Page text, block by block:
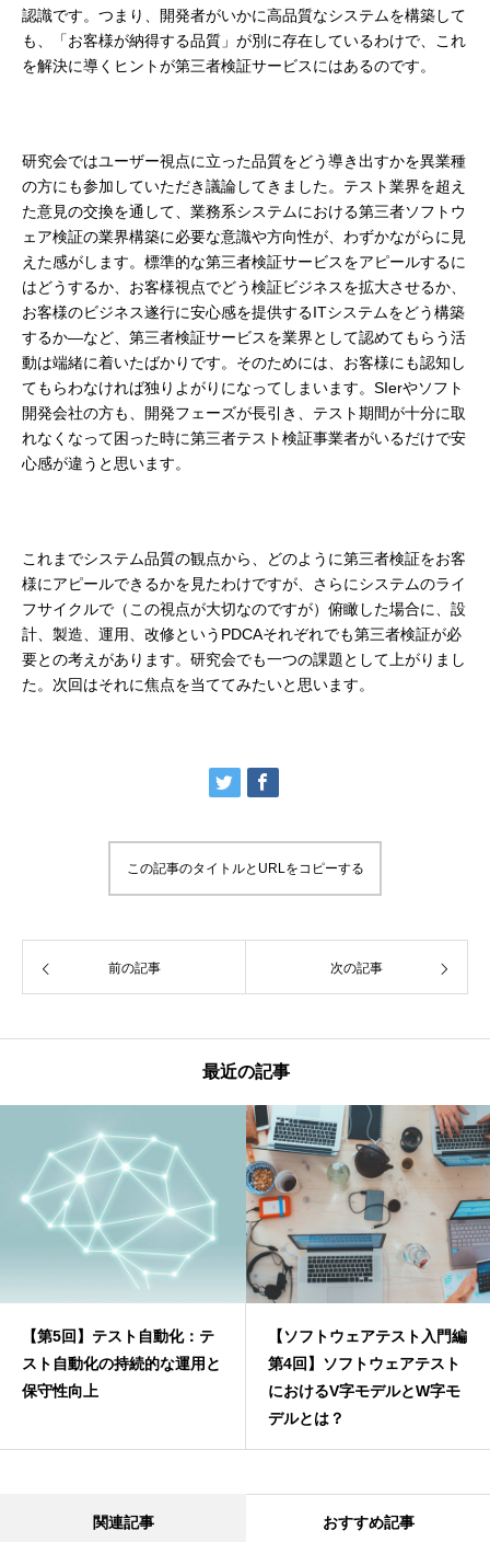
認識です。つまり、開発者がいかに高品質なシステムを構築して
も、「お客様が納得する品質」が別に存在しているわけで、これ
を解決に導くヒントが第三者検証サービスにはあるのです。
研究会ではユーザー視点に立った品質をどう導き出すかを異業種
の方にも参加していただき議論してきました。テスト業界を超え
た意見の交換を通して、業務系システムにおける第三者ソフトウ
ェア検証の業界構築に必要な意識や方向性が、わずかながらに見
えた感がします。標準的な第三者検証サービスをアピールするに
はどうするか、お客様視点でどう検証ビジネスを拡大させるか、
お客様のビジネス遂行に安心感を提供するITシステムをどう構築
するか―など、第三者検証サービスを業界として認めてもらう活
動は端緒に着いたばかりです。そのためには、お客様にも認知し
てもらわなければ独りよがりになってしまいます。SIerやソフト
開発会社の方も、開発フェーズが長引き、テスト期間が十分に取
れなくなって困った時に第三者テスト検証事業者がいるだけで安
心感が違うと思います。
これまでシステム品質の観点から、どのように第三者検証をお客
様にアピールできるかを見たわけですが、さらにシステムのライ
フサイクルで（この視点が大切なのですが）俯瞰した場合に、設
計、製造、運用、改修というPDCAそれぞれでも第三者検証が必
要との考えがあります。研究会でも一つの課題として上がりまし
た。次回はそれに焦点を当ててみたいと思います。
この記事のタイトルとURLをコピーする
前の記事 次の記事
最近の記事
【第5回】テスト自動化：テ
スト自動化の持続的な運用と
保守性向上
【ソフトウェアテスト入門編
第4回】ソフトウェアテスト
におけるV字モデルとW字モ
デルとは？
関連記事 おすすめ記事